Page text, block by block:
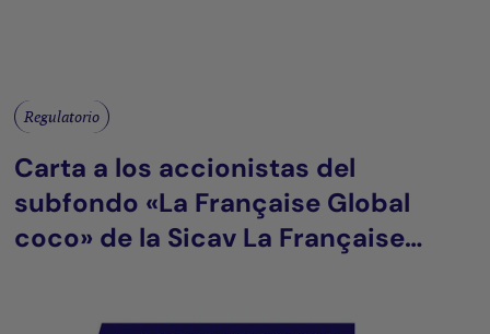
Regulatorio
Carta a los accionistas del
subfondo «La Française Global
coco» de la Sicav La Française